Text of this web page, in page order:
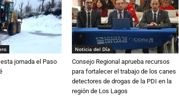
jornada el Paso
Noticia del Día
Consejo Regional aprueba recursos
para fortalecer el trabajo de los canes
detectores de drogas de la PDI en la
región de Los Lagos